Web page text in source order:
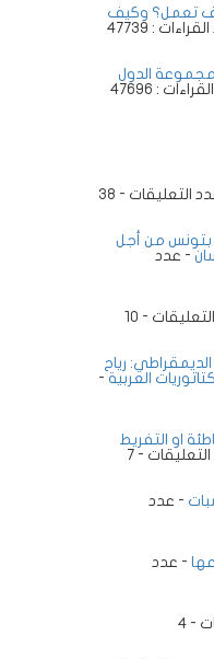
تعمل؟ وكيف
: 47739
الدول
: 47696
التعليقات - 38
بتونس من أجل
- عدد
- 10
رياح
العربية -
او التفريط
- 7
- عدد
- عدد
- 4